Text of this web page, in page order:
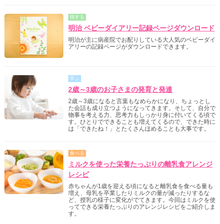
得する
明治 ベビーダイアリー記録ページダウンロード
明治が主に病産院でお配りしている大人気のベビーダイ
アリーの記録ページがダウンロードできます。
学ぶ
2歳～3歳のお子さまの発育と発達
2歳～3歳になると言葉もなめらかになり、ちょっとし
た会話も成り立つようになってきます。そして、自分で
物事を考える力、思考力もしっかり身に付いてくる頃で
す。ひとりでできることも増えてくるので、できた時に
は「できたね！」とたくさんほめることも大事です。
食べる
ミルクを使った栄養たっぷりの離乳食アレンジ
レシピ
赤ちゃんが1歳を迎える頃になると離乳食を食べる量も
増え、母乳を卒業したりミルクの量が減ったりするな
ど、授乳の様子に変化がでてきます。今回はミルクを使
ってできる栄養たっぷりのアレンジレシピをご紹介しま
す。